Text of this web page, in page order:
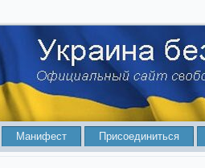
Манифест Присоединиться